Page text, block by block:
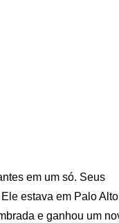
em um só. Seus
estava em Palo
e ganhou um